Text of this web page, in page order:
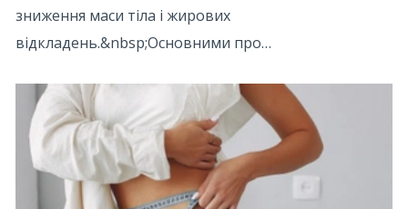
зниження маси тіла і жирових
відкладень.&nbsp;Основними про…